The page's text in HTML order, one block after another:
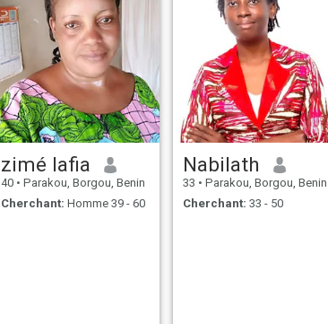
zimé lafia
40 • Parakou, Borgou, Benin
Cherchant: Homme 39 - 60
Nabilath
33 • Parakou, Borgou, Benin
Cherchant: 33 - 50